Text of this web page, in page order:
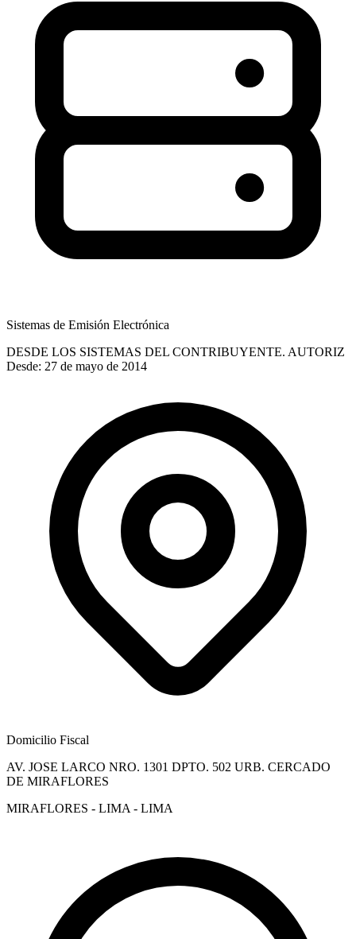
Sistemas de Emisión Electrónica
DESDE LOS SISTEMAS DEL CONTRIBUYENTE. AUTORIZ
Desde: 27 de mayo de 2014
Domicilio Fiscal
AV. JOSE LARCO NRO. 1301 DPTO. 502 URB. CERCADO
DE MIRAFLORES
MIRAFLORES - LIMA - LIMA